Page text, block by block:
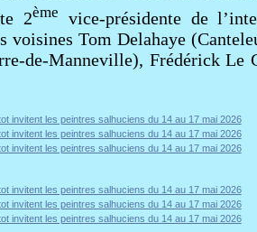
2ème
vice-présidente de
Tom Delahaye
de-Manneville), Frédérick